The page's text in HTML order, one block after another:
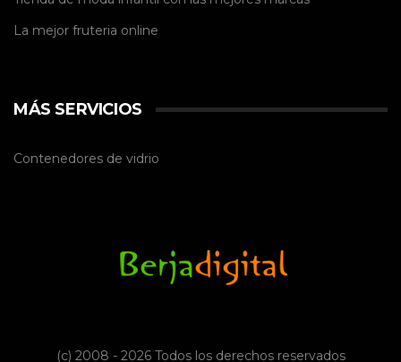
La mejor fruteria online
MÁS SERVICIOS
Contenedores de vidrio
(c) 2008 - 2026 Todos los derechos reservados